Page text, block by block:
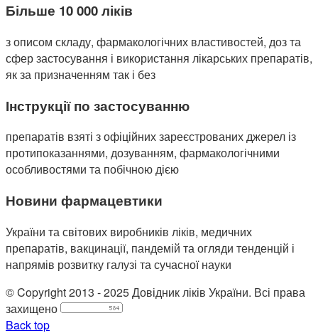
Більше 10 000 ліків
з описом складу, фармакологічних властивостей, доз та
сфер застосування і використання лікарських препаратів,
як за призначенням так і без
Інструкції по застосуванню
препаратів взяті з офіційних зареєстрованих джерел із
протипоказаннями, дозуванням, фармакологічними
особливостями та побічною дією
Новини фармацевтики
України та світових виробників ліків, медичних
препаратів, вакцинації, пандемій та огляди тенденцій і
напрямів розвитку галузі та сучасної науки
© Copyright 2013 - 2025 Довідник ліків України. Всі права
захищено
Back top